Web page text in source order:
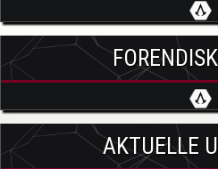
AKTUELLE